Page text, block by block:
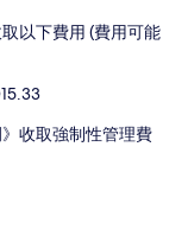
以下費用 (費用可能
收取強制性管理費